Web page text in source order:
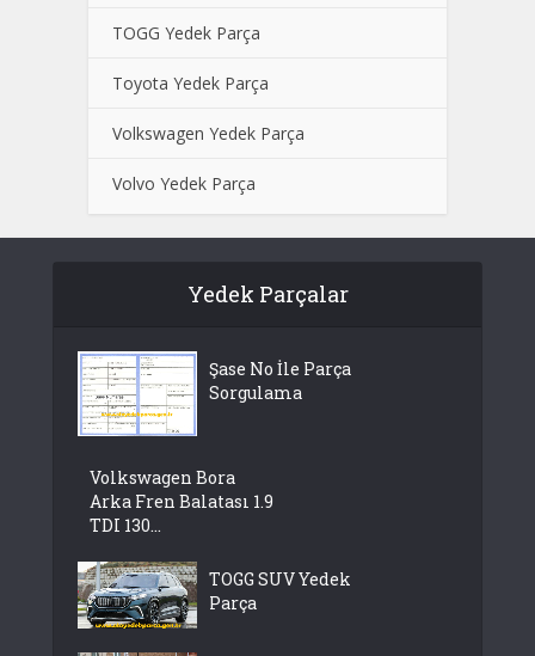
TOGG Yedek Parça
Toyota Yedek Parça
Volkswagen Yedek Parça
Volvo Yedek Parça
Yedek Parçalar
Şase No İle Parça
Sorgulama
Volkswagen Bora
Arka Fren Balatası 1.9
TDI 130...
TOGG SUV Yedek
Parça